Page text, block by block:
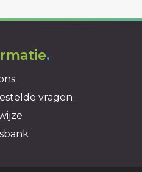
.
vragen